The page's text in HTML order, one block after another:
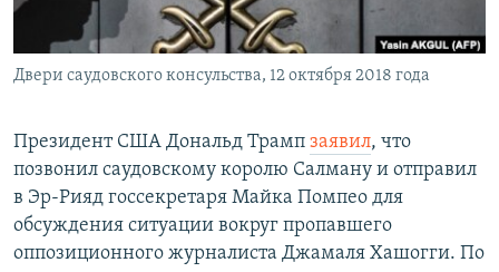
СОЦИАЛЬНЫЕ СЕТИ
Все сайты РСЕ/РС
Двери саудовского консульства, 12 октября 2018 года
Президент США Дональд Трамп заявил, что
позвонил саудовскому королю Салману и отправил
в Эр-Рияд госсекретаря Майка Помпео для
обсуждения ситуации вокруг пропавшего
оппозиционного журналиста Джамаля Хашогги. По